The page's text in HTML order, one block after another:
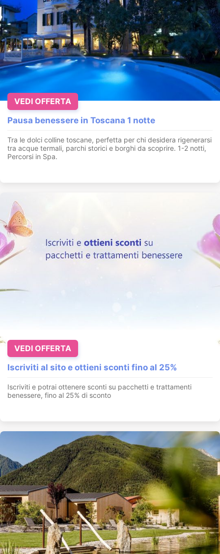
Pausa benessere in Toscana 1 notte
Tra le dolci colline toscane, perfetta per chi desidera rigenerarsi
tra acque termali, parchi storici e borghi da scoprire. 1-2 notti,
Percorsi in Spa.
VEDI OFFERTA
Iscriviti al sito e ottieni sconti fino al 25%
Iscriviti e potrai ottenere sconti su pacchetti e trattamenti
benessere, fino al 25% di sconto
VEDI OFFERTA